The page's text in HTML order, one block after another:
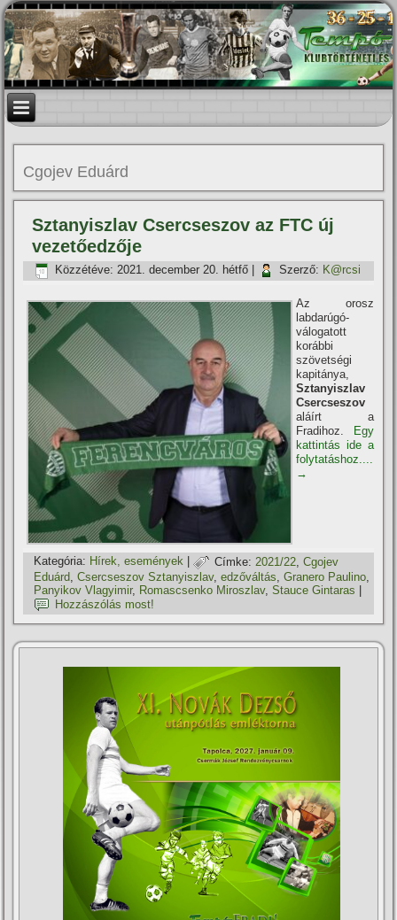
Cgojev Eduárd
Sztanyiszlav Csercseszov az FTC új
vezetőedzője
Közzétéve: 2021. december 20. hétfő Szerző: K@rcsi
Az orosz
labdarúgó-
válogatott
korábbi
szövetségi
kapitánya,
Sztanyiszlav
Csercseszov
aláírt a
Fradihoz.
Egy
kattintás ide a
folytatáshoz....
→
Kategória: Hí­rek, események | Címke: 2021/22 ,Cgojev
Eduárd,Csercseszov Sztanyiszlav,edzőváltás,Granero Paulino,
Panyikov Vlagyimir, Romascsenko Miroszlav,Stauce Gintaras
Hozzászólás most!